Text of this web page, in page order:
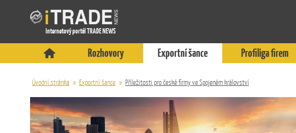
Internetový portál TRADE NEWS
Rozhovory Exportní šance Profiliga firem
Úvodní stránka » Exportní šance » Příležitosti pro české firmy ve Spojeném království